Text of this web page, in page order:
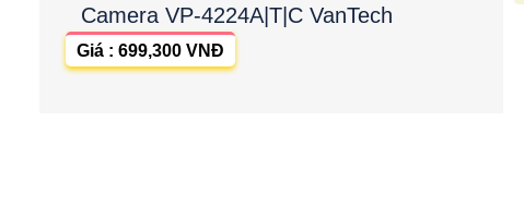
Camera VP-4224A|T|C VanTech
Giá : 699,300 VNĐ